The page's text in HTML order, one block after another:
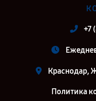
+7
Краснодар,
Политика